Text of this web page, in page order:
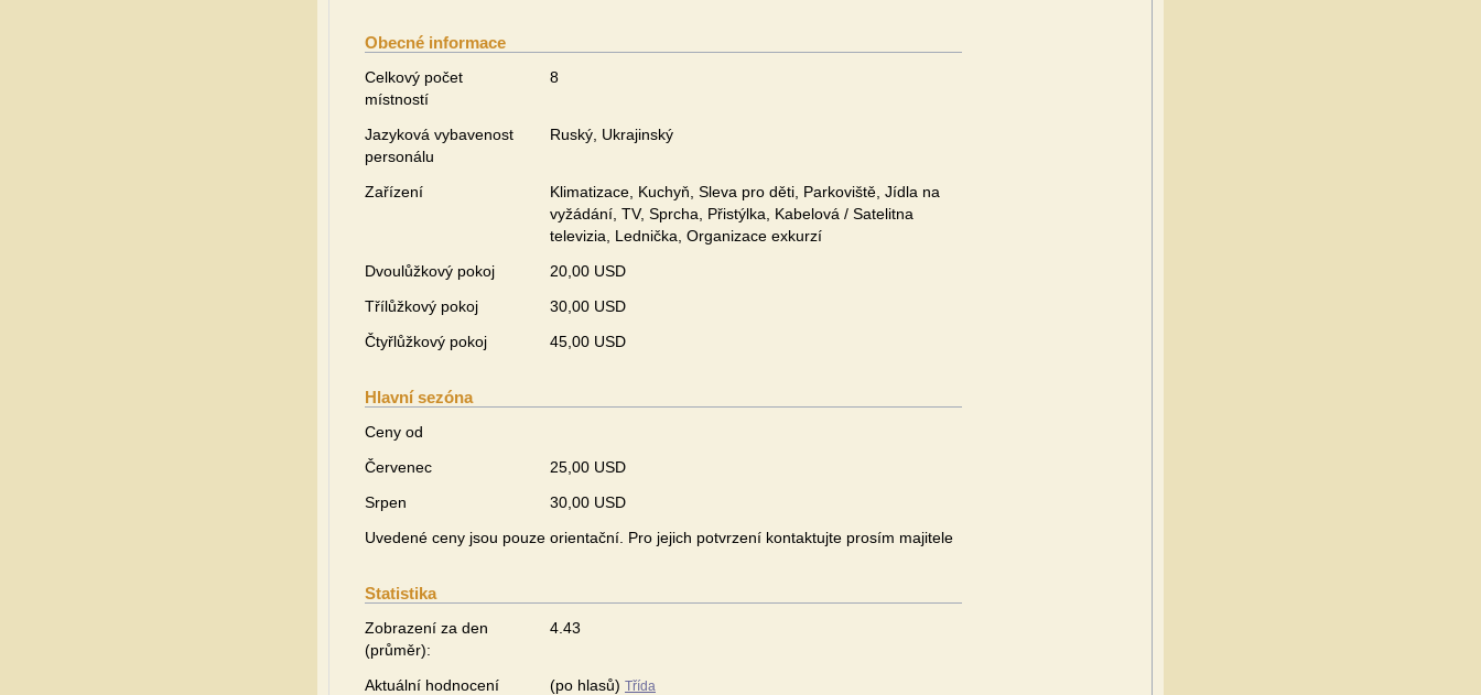
Obecné informace
Celkový počet
místností
8
Jazyková vybavenost
personálu
Ruský, Ukrajinský
Zařízení
Klimatizace, Kuchyň, Sleva pro děti, Parkoviště, Jídla na
vyžádání, TV, Sprcha, Přistýlka, Kabelová / Satelitna
televizia, Lednička, Organizace exkurzí
Dvoulůžkový pokoj
20,00 USD
Třílůžkový pokoj
30,00 USD
Čtyřlůžkový pokoj
45,00 USD
Hlavní sezóna
Ceny od
Červenec
25,00 USD
Srpen
30,00 USD
Uvedené ceny jsou pouze orientační. Pro jejich potvrzení kontaktujte prosím majitele
Statistika
Zobrazení za den
(průměr):
4.43
Aktuální hodnocení (po hlasů) Třída